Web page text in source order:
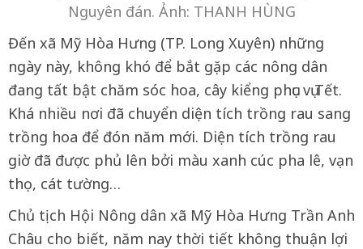
Nguyên đán. Ảnh: THANH HÙNG
Đến xã Mỹ Hòa Hưng (TP. Long Xuyên) những
ngày này, không khó để bắt gặp các nông dân
đang tất bật chăm sóc hoa, cây kiểng phục vụ Tết.
Khá nhiều nơi đã chuyển diện tích trồng rau sang
trồng hoa để đón năm mới. Diện tích trồng rau
giờ đã được phủ lên bởi màu xanh cúc pha lê, vạn
thọ, cát tường…
Chủ tịch Hội Nông dân xã Mỹ Hòa Hưng Trần Anh
Châu cho biết, năm nay thời tiết không thuận lợi